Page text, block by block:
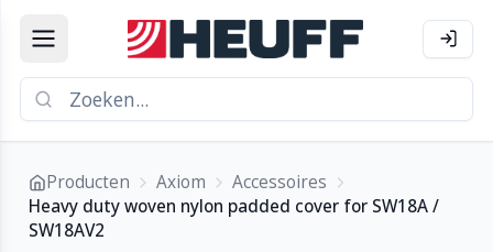
Producten Axiom
Accessoires
Heavy duty woven nylon padded cover for SW18A /
SW18AV2